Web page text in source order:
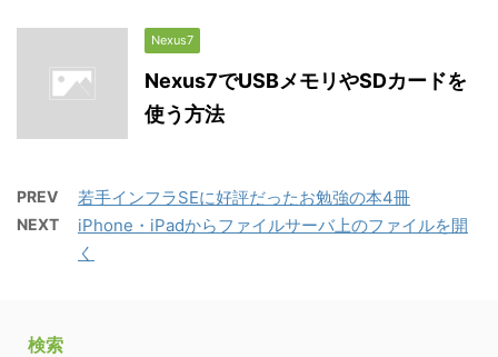
Nexus7
Nexus7でUSBメモリやSDカードを
使う方法
PREV 若手インフラSEに好評だったお勉強の本4冊
NEXT
iPhone・iPadからファイルサーバ上のファイルを開
く
検索